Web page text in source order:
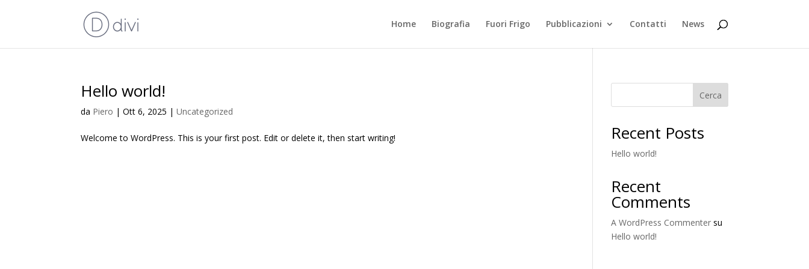
Home Biografia Fuori Frigo Pubblicazioni Contatti News
Hello world!
da Piero |Ott 6, 2025 |Uncategorized
Welcome to WordPress. This is your first post. Edit or delete it, then start writing!
Cerca
Recent Posts
Hello world!
Recent
Comments
A WordPress Commenter su
Hello world!